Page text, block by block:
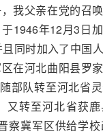
我父亲在党的召
1946年12月3日
且同时加入了中国
在河北曲阳县罗
部队转至河北省
又转至河北省获
察冀军区供给学